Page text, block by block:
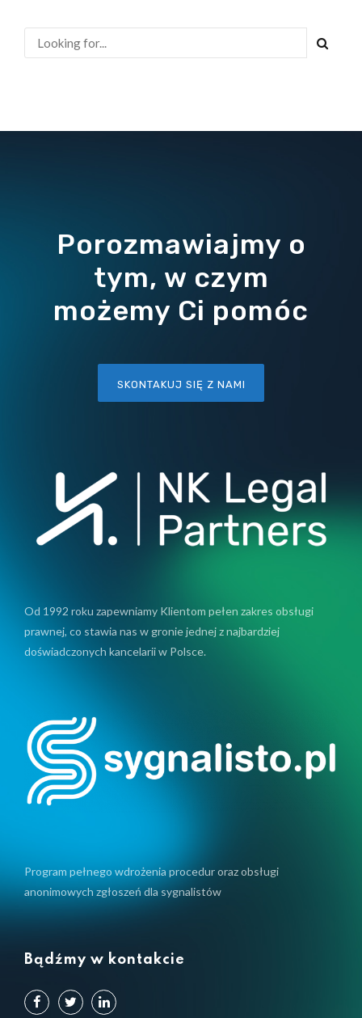
Porozmawiajmy o
tym, w czym
możemy Ci pomóc
SKONTAKUJ SIĘ Z NAMI
Od 1992 roku zapewniamy Klientom pełen zakres obsługi
prawnej, co stawia nas w gronie jednej z najbardziej
doświadczonych kancelarii w Polsce.
Program pełnego wdrożenia procedur oraz obsługi
anonimowych zgłoszeń dla sygnalistów
Bądźmy w kontakcie